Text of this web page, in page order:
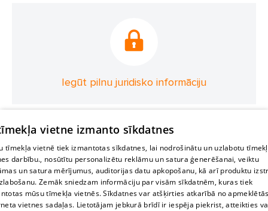
Iegūt pilnu juridisko informāciju
vietne izmanto sīkdatnes
tīmekļa vietnē tiek izmantotas sīkdatnes, lai nodrošinātu un uzlabotu
darbību., nosūtītu personalizētu reklāmu un satura ģenerēšanai, veiktu
un satura mērījumus, auditorijas datu apkopošanu, kā arī produktu
Zemāk sniedzam informāciju par visām sīkdatnēm, kuras tiek
mūsu tīmekļa vietnēs. Sīkdatnes var atšķirties atkarībā no
vietnes sadaļas. Lietotājam jebkurā brīdī ir iespēja piekrist, atteikties